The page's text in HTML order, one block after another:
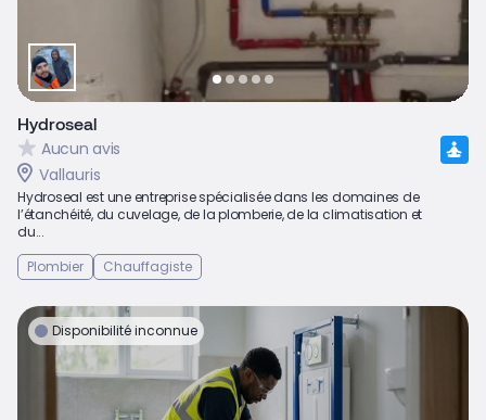
Hydroseal
Aucun avis
Vallauris
Hydroseal est une entreprise spécialisée dans les domaines de
l’étanchéité, du cuvelage, de la plomberie, de la climatisation et
du...
Plombier
Chauffagiste
Disponibilité inconnue